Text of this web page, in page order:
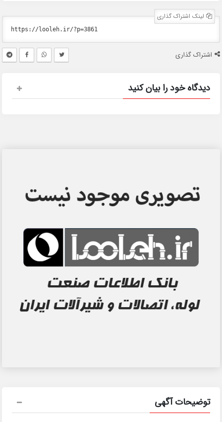
لینک اشتراک گذاری
اشتراک گذاری
دیدگاه خود را بیان کنید
توضیحات آگهی